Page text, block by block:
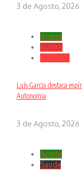
3 de Agosto, 2026
Açores
ALRAA
Luís Garcia destaca
Autonomia
3 de Agosto, 2026
Açores
Saude